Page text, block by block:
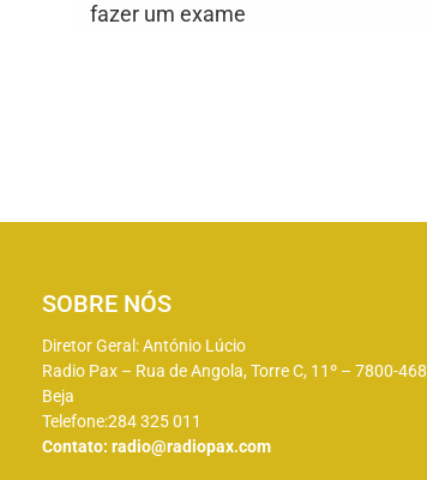
fazer um exame
SOBRE NÓS
Diretor Geral: António Lúcio
Radio Pax – Rua de Angola, Torre C, 11º – 7800-468
Beja
Telefone:284 325 011
Contato: radio@radiopax.com